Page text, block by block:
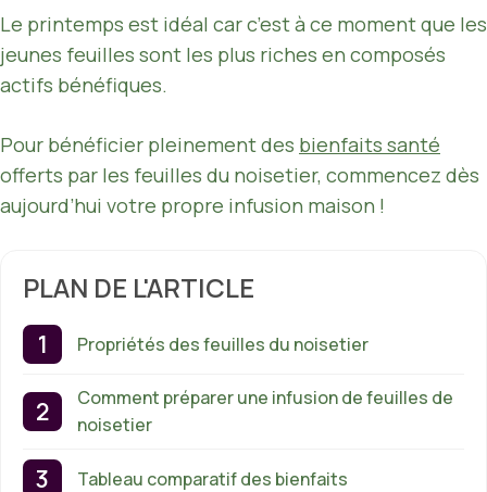
Le printemps est idéal car c’est à ce moment que les
jeunes feuilles sont les plus riches en composés
actifs bénéfiques.
Pour bénéficier pleinement des bienfaits santé
offerts par les feuilles du noisetier, commencez dès
aujourd’hui votre propre infusion maison !
PLAN DE L'ARTICLE
Propriétés des feuilles du noisetier
Comment préparer une infusion de feuilles de
noisetier
Tableau comparatif des bienfaits